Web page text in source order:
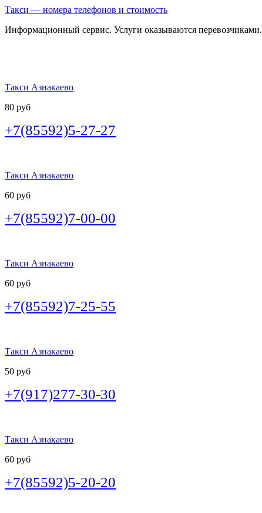
Такси — номера телефонов и стоимость
Информационный сервис. Услуги оказываются перевозчиками.
Такси Азнакаево
80 руб
+7(85592)5-27-27
Такси Азнакаево
60 руб
+7(85592)7-00-00
Такси Азнакаево
60 руб
+7(85592)7-25-55
Такси Азнакаево
50 руб
+7(917)277-30-30
Такси Азнакаево
60 руб
+7(85592)5-20-20